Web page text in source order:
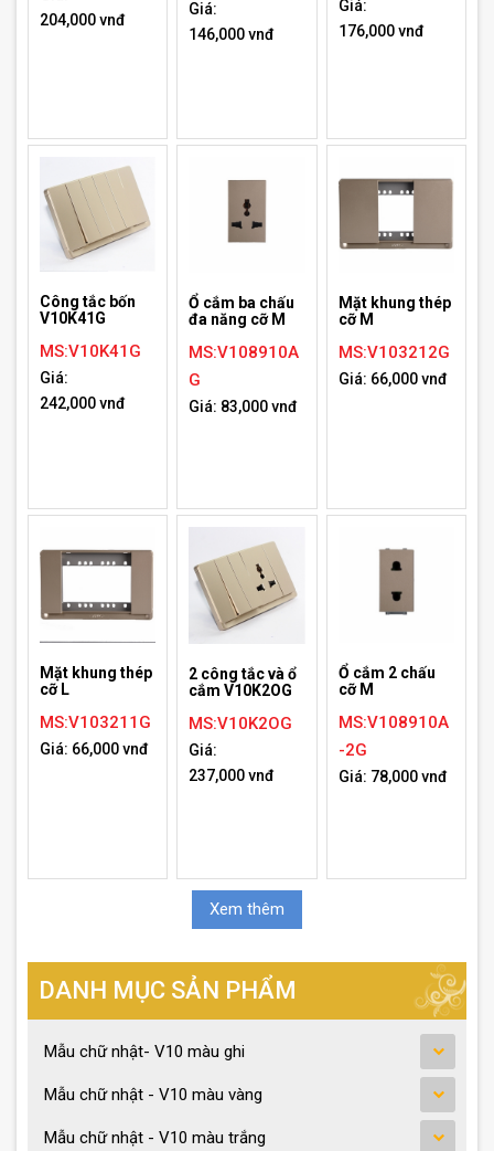
204,000 vnđ
Giá:
146,000 vnđ
Giá:
176,000 vnđ
Công tắc bốn
V10K41G
MS:V10K41G
Giá:
242,000 vnđ
Ổ cắm ba chấu
đa năng cỡ M
MS:V108910A
G
Giá: 83,000 vnđ
Mặt khung thép
cỡ M
MS:V103212G
Giá: 66,000 vnđ
Mặt khung thép
cỡ L
MS:V103211G
Giá: 66,000 vnđ
2 công tắc và ổ
cắm V10K2OG
MS:V10K2OG
Giá:
237,000 vnđ
Ổ cắm 2 chấu
cỡ M
MS:V108910A
-2G
Giá: 78,000 vnđ
Xem thêm
DANH MỤC SẢN PHẨM
Mẫu chữ nhật- V10 màu ghi
Mẫu chữ nhật - V10 màu vàng
Mẫu chữ nhật - V10 màu trắng